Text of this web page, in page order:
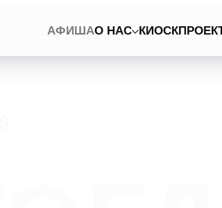
АФИШАО НАС КИОСК